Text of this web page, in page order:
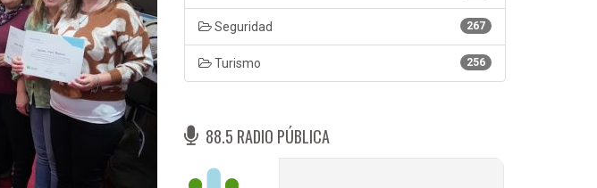
267
Seguridad
256
Turismo
88.5 RADIO PÚBLICA